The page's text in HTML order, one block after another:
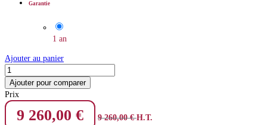
Garantie
1 an
Ajouter au panier
Ajouter pour comparer
Prix
9 260,00 € 9 260,00€ H.T.